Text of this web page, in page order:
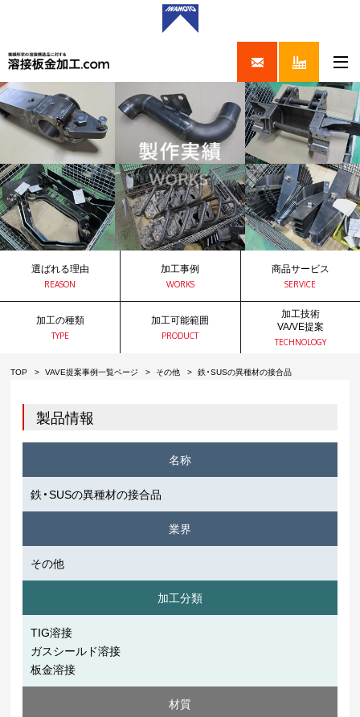
選ばれる理由
REASON
加工事例
WORKS
商品サービス
SERVICE
加工の種類
TYPE
加工可能範囲
PRODUCT
加工技術
VA/VE提案
TECHNOLOGY
TOP VAVE提案事例一覧ページ その他 鉄・SUSの異種材の接合品
製品情報
名称
鉄・SUSの異種材の接合品
業界
その他
加工分類
TIG溶接
ガスシールド溶接
板金溶接
材質